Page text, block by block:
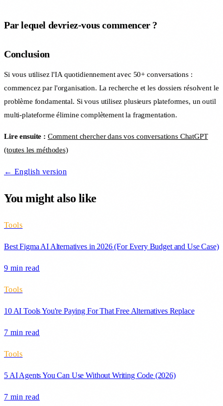
Par lequel devriez-vous commencer ?
Conclusion
Si vous utilisez l'IA quotidiennement avec 50+ conversations :
commencez par l'organisation. La recherche et les dossiers résolvent le
problème fondamental. Si vous utilisez plusieurs plateformes, un outil
multi-plateforme élimine complètement la fragmentation.
Lire ensuite : Comment chercher dans vos conversations ChatGPT
(toutes les méthodes)
← English version
You might also like
Tools
Best Figma AI Alternatives in 2026 (For Every Budget and Use Case)
9 min read
Tools
10 AI Tools You're Paying For That Free Alternatives Replace
7 min read
Tools
5 AI Agents You Can Use Without Writing Code (2026)
7 min read